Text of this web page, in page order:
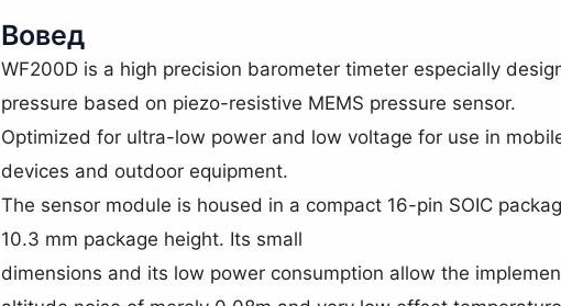
Вовед
WF200D is a high precision barometer timeter especially
pressure based on piezo-resistive MEMS pressure sensor.
Optimized for ultra-low power and low voltage for use in
devices and outdoor equipment.
The sensor module is housed in a compact 16-pin SOIC
10.3 mm package height. Its small
dimensions and its low power consumption allow the